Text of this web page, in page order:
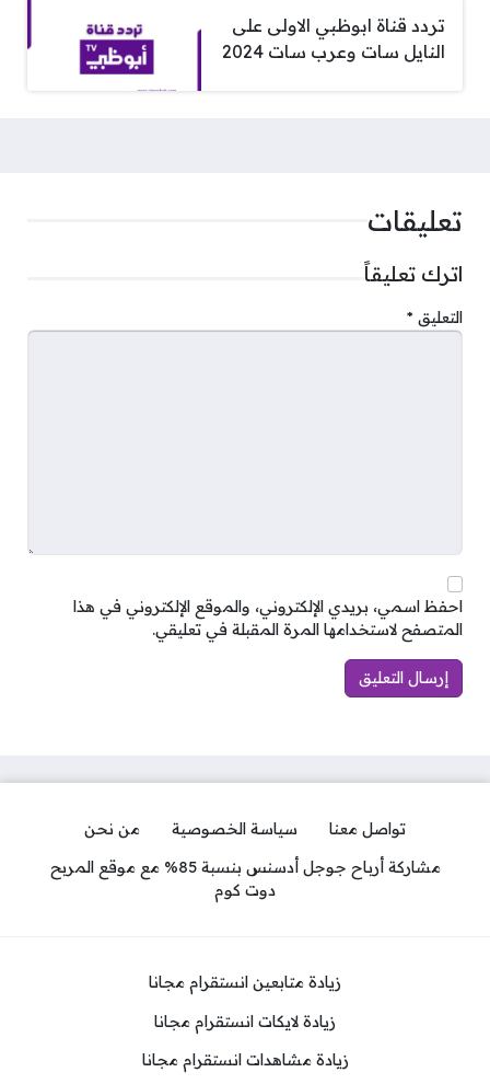
تردد قناة ابوظبي الاولى على
النايل سات وعرب سات 2024
تعليقات
اترك تعليقاً
التعليق *
احفظ اسمي، بريدي الإلكتروني، والموقع الإلكتروني في هذا
المتصفح لاستخدامها المرة المقبلة في تعليقي.
تواصل معنا سياسة الخصوصية
من نحن
مشاركة أرباح جوجل أدسنس بنسبة 85% مع موقع المربح
دوت كوم
زيادة متابعين انستقرام مجانا
زيادة لايكات انستقرام مجانا
زيادة مشاهدات انستقرام مجانا